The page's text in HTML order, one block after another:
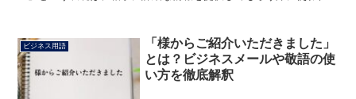
ビジネス用語
「様からご紹介いただきました」
とは？ビジネスメールや敬語の使
い方を徹底解釈